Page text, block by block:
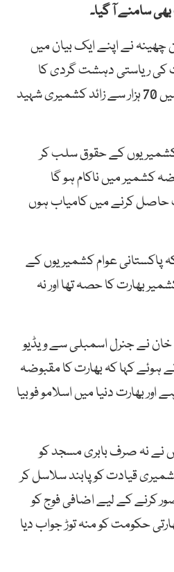
سامنے آ گیا۔
چھینہ نے اپنے ایک بیان میں
کی ریاستی دہشت گردی کا
شکار ہیں اور بھارتی تسلط میں 70 ہزار سے زائد کشمیری شہید
کشمیریوں کے حقوق سلب کر
کشمیر میں ناکام ہو گا
حاصل کرنے میں کامیاب ہوں
پاکستانی عوام کشمیریوں کے
بھارت کا حصہ تھا اور نہ
خان نے جنرل اسمبلی سے ویڈیو
کہا کہ بھارت کا مقبوضہ
بھارت دنیا میں اسلامو فوبیا
نے نہ صرف بابری مسجد کو
قیادت کو پابند سلاسل کر
کرنے کے لیے اضافی فوج کو
حکومت کو منہ توڑ جواب دیا